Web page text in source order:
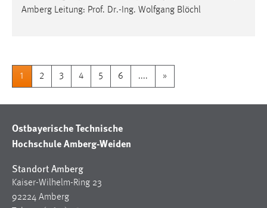
Amberg Leitung: Prof. Dr.-Ing. Wolfgang Blöchl
1 2 3 4 5 6 .... »
Ostbayerische Technische
Hochschule Amberg-Weiden
Standort Amberg
Kaiser-Wilhelm-Ring 23
92224 Amberg